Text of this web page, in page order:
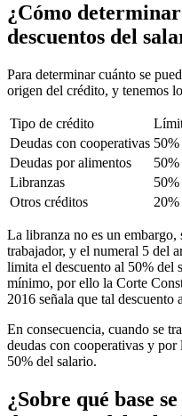
¿Cómo
descuentos del
Para determinar cuánto se
origen del crédito, y tenemos
Tipo de crédito
Deudas con cooperativas
Deudas por alimentos
Libranzas
Otros créditos
La libranza no es un
trabajador, y el numeral 5 del
limita el descuento al 50% del
mínimo, por ello la Corte
2016 señala que tal
En consecuencia, cuando se
deudas con cooperativas y por
50% del salario.
¿Sobre qué base